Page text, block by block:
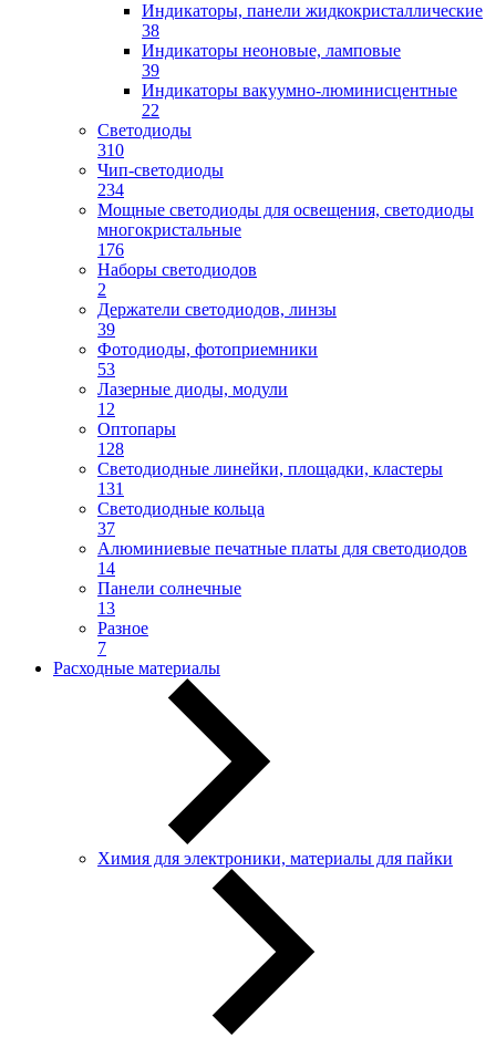
Индикаторы, панели жидкокристаллические
38
Индикаторы неоновые, ламповые
39
Индикаторы вакуумно-люминисцентные
22
Светодиоды
310
Чип-светодиоды
234
Мощные светодиоды для освещения, светодиоды
многокристальные
176
Наборы светодиодов
2
Держатели светодиодов, линзы
39
Фотодиоды, фотоприемники
53
Лазерные диоды, модули
12
Оптопары
128
Светодиодные линейки, площадки, кластеры
131
Светодиодные кольца
37
Алюминиевые печатные платы для светодиодов
14
Панели солнечные
13
Разное
7
Расходные материалы
Химия для электроники, материалы для пайки